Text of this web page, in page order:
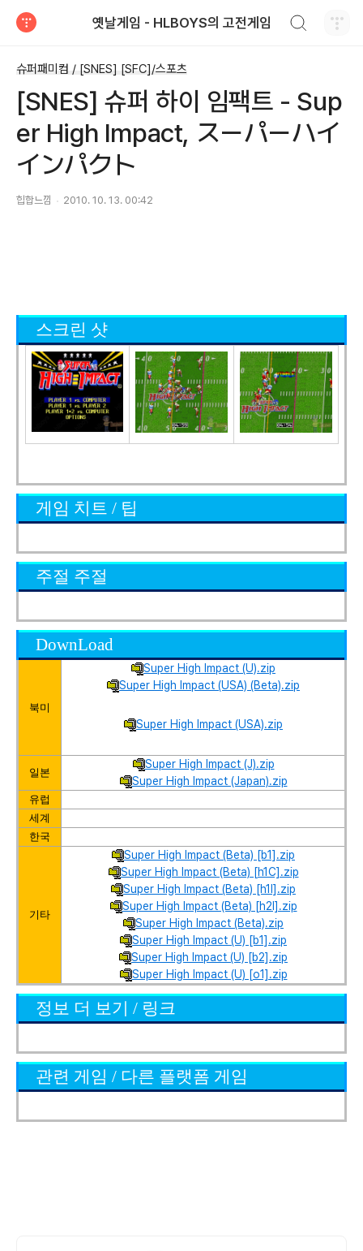
옛날게임 - HLBOYS의 고전게임
슈퍼패미컴 / [SNES] [SFC]/스포츠
[SNES] 슈퍼 하이 임팩트 - Sup
er High Impact, スーパーハイ
インパクト
힙합느낌 2010. 10. 13. 00:42
스크린 샷
게임 치트 / 팁
주절 주절
DownLoad
북미
Super High Impact (U).zip
Super High Impact (USA) (Beta).zip
Super High Impact (USA).zip
일본
Super High Impact (J).zip
Super High Impact (Japan).zip
유럽
세계
한국
기타
Super High Impact (Beta) [b1].zip
Super High Impact (Beta) [h1C].zip
Super High Impact (Beta) [h1I].zip
Super High Impact (Beta) [h2I].zip
Super High Impact (Beta).zip
Super High Impact (U) [b1].zip
Super High Impact (U) [b2].zip
Super High Impact (U) [o1].zip
정보 더 보기 / 링크
관련 게임 / 다른 플랫폼 게임